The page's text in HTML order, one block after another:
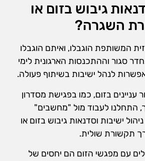
גיבוש בזום או
השגרה?
המשותפת הוגבלו, ואיתם הוגבלו
סגור וההתכנסות הארגונית לימי
לנהל ישיבות בשיתוף פעולה.
עניינים בזום, כמו בפגישת מסדרון
התחלנו לעבוד מול "מחשבים"
ישיבות וסדנאות גיבוש בזום או
תקשורת שולית.
עם מפגשי הזום הם יחסים של